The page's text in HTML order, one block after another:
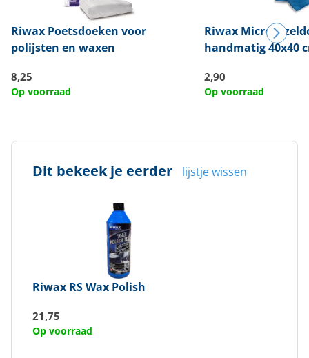
Riwax Poetsdoeken voor
polijsten en waxen
8,25
Op voorraad
Riwax
handmatig 40x40
2,90
Op voorraad
Dit bekeek je eerder lijstje wissen
Riwax RS Wax Polish
21,75
Op voorraad